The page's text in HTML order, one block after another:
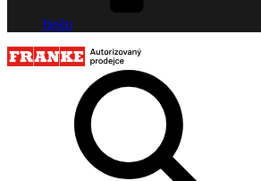
heslo